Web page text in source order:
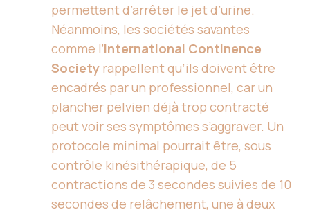
permettent d’arrêter le jet d’urine.
Néanmoins, les sociétés savantes
comme l’International Continence
Society rappellent qu’ils doivent être
encadrés par un professionnel, car un
plancher pelvien déjà trop contracté
peut voir ses symptômes s’aggraver. Un
protocole minimal pourrait être, sous
contrôle kinésithérapique, de 5
contractions de 3 secondes suivies de 10
secondes de relâchement, une à deux